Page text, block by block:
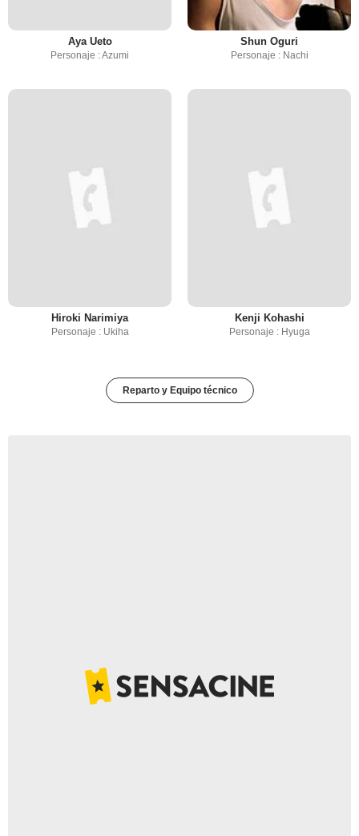
Aya Ueto
Personaje : Azumi
Shun Oguri
Personaje : Nachi
Hiroki Narimiya
Personaje : Ukiha
Kenji Kohashi
Personaje : Hyuga
Reparto y Equipo técnico